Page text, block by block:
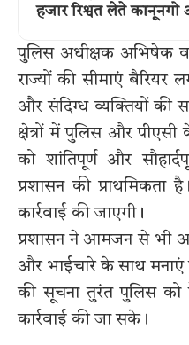
हजार रिश्वत लेते कानूनगो
पुलिस अधीक्षक अभिषेक
राज्यों की सीमाएं बैरियर
और संदिग्ध व्यक्तियों की
क्षेत्रों में पुलिस और
को शांतिपूर्ण और
प्रशासन की प्राथमिकता
कार्रवाई की जाएगी।
प्रशासन ने आमजन से भी
और भाईचारे के साथ मनाएं
की सूचना तुरंत पुलिस
कार्रवाई की जा सके।